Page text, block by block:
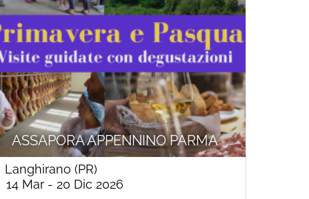
ASSAPORA APPENNINO PARMA
Langhirano (PR)
14 Mar - 20 Dic 2026